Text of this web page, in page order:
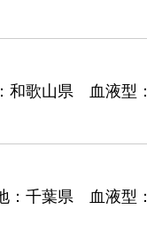
和歌山県 血液型：
：千葉県 血液型：